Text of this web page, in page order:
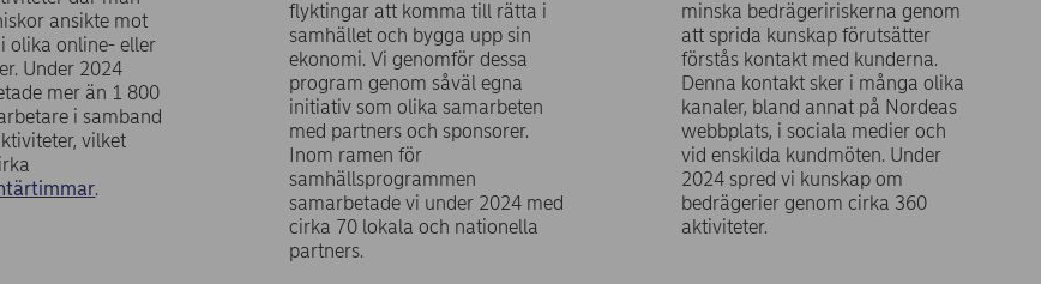
ansikte mot
olika online- eller
Under 2024
mer än 1 800
i samband
vilket
.
flyktingar att komma till rätta i
samhället och bygga upp sin
ekonomi. Vi genomför dessa
program genom såväl egna
initiativ som olika samarbeten
med partners och sponsorer.
Inom ramen för
samhällsprogrammen
samarbetade vi under 2024 med
cirka 70 lokala och nationella
partners.
minska bedrägeririskerna genom
att sprida kunskap förutsätter
förstås kontakt med kunderna.
Denna kontakt sker i många olika
kanaler, bland annat på Nordeas
webbplats, i sociala medier och
vid enskilda kundmöten. Under
2024 spred vi kunskap om
bedrägerier genom cirka 360
aktiviteter.